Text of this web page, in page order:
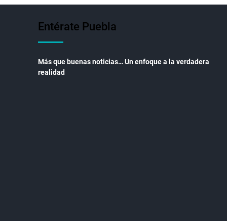
Entérate Puebla
Más que buenas noticias… Un enfoque a la verdadera
realidad